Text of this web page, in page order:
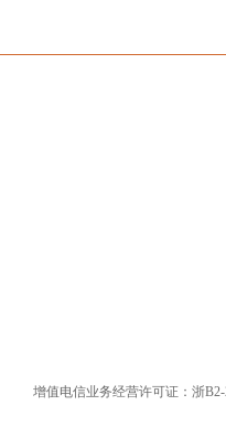
增值电信业务经营许可证：浙